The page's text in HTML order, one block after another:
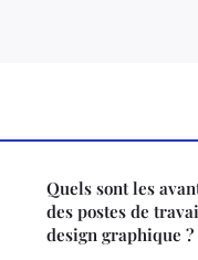
Quels sont les
des postes de
design graphique ?